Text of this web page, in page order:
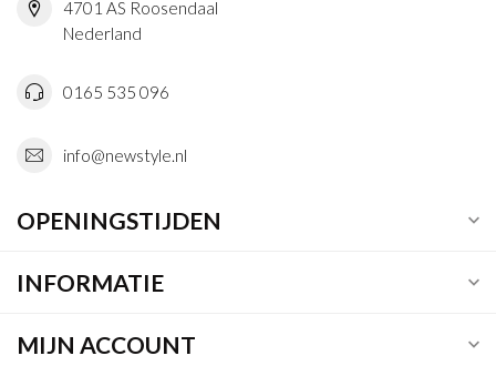
4701 AS Roosendaal
Nederland
0165 535 096
info@newstyle.nl
OPENINGSTIJDEN
INFORMATIE
MIJN ACCOUNT